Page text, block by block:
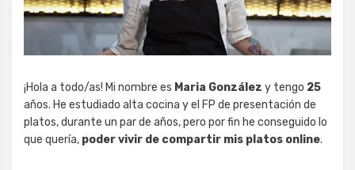
¡Hola a todo/as! Mi nombre es Maria González y tengo 25
años. He estudiado alta cocina y el FP de presentación de
platos, durante un par de años, pero por fin he conseguido lo
que quería, poder vivir de compartir mis platos online.